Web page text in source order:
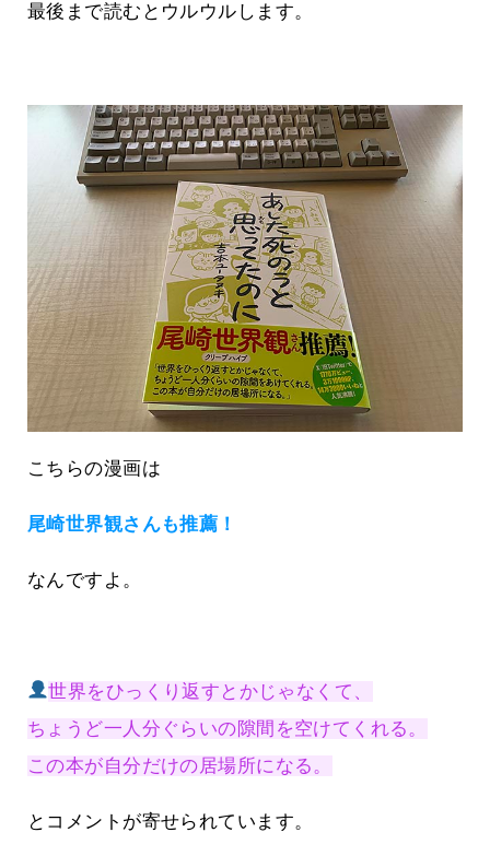
最後まで読むとウルウルします。
こちらの漫画は
尾崎世界観さんも推薦！
なんですよ。
世界をひっくり返すとかじゃなくて、
ちょうど一人分ぐらいの隙間を空けてくれる。
この本が自分だけの居場所になる。
とコメントが寄せられています。